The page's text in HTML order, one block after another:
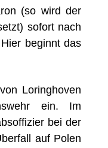
(so wird der
sofort nach
beginnt das
Loringhoven
ein. Im
bei der
auf Polen